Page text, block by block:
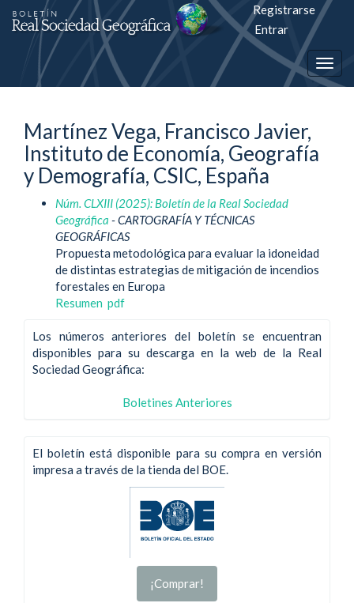
Salto
rápiso
a
página
de
contenido
Navegación
principal
Contenido
principal
Barra
lateral
Registrarse
Entrar
Martínez Vega, Francisco Javier,
Instituto de Economía, Geografía
y Demografía, CSIC, España
Núm. CLXIII (2025): Boletín de la Real Sociedad
Geográfica - CARTOGRAFÍA Y TÉCNICAS
GEOGRÁFICAS
Propuesta metodológica para evaluar la idoneidad
de distintas estrategias de mitigación de incendios
forestales en Europa
Resumen pdf
Los números anteriores del boletín se encuentran
disponibles para su descarga en la web de la Real
Sociedad Geográfica:
Boletines Anteriores
El boletín está disponible para su compra en versión
impresa a través de la tienda del BOE.
¡Comprar!